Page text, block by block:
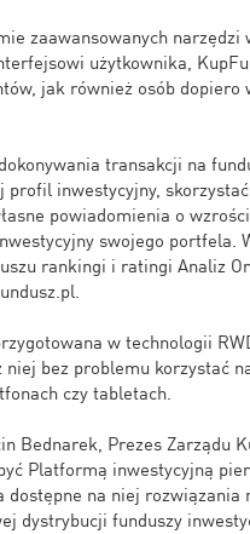
zaawansowanych
użytkownika,
jak również osób
transakcji na
profil inwestycyjny,
powiadomienia o
swojego portfela.
rankingi i ratingi Analiz
w technologii
niej bez problemu korzystać
czy tabletach.
Bednarek, Prezes Zarządu
Platformą inwestycyjną
dostępne na niej
dystrybucji funduszy